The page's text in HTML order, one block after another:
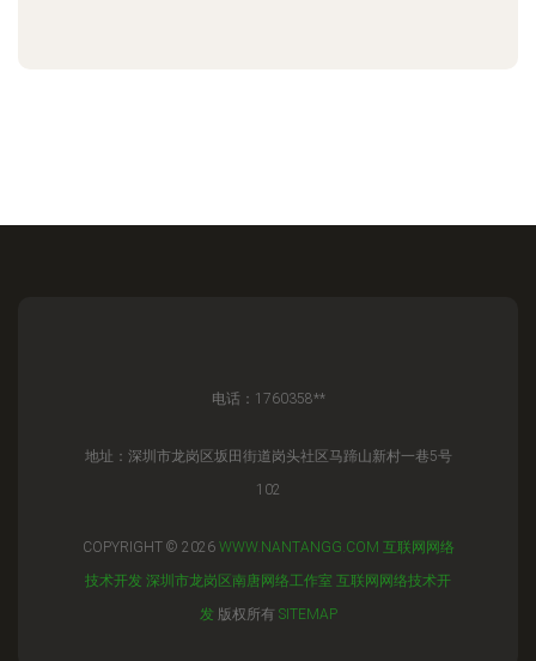
电话：1760358**
地址：深圳市龙岗区坂田街道岗头社区马蹄山新村一巷5号
102
COPYRIGHT © 2026 WWW.NANTANGG.COM 互联网网络
技术开发 深圳市龙岗区南唐网络工作室 互联网网络技术开
发版权所有 SITEMAP